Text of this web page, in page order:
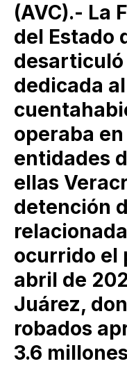
(AVC).- La
del Estado
dedicada
operaba
entidades
ellas
detención
ocurrido el
abril de
Juárez,
robados
3.6